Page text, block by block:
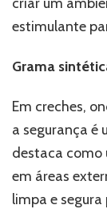
estimulante
Grama
Em creches,
a segurança é
destaca como
em áreas
limpa e